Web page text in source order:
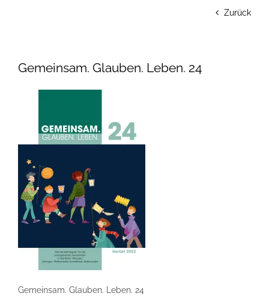
Zurück
Gemeinsam. Glauben. Leben. 24
Gemeinsam. Glauben. Leben. 24